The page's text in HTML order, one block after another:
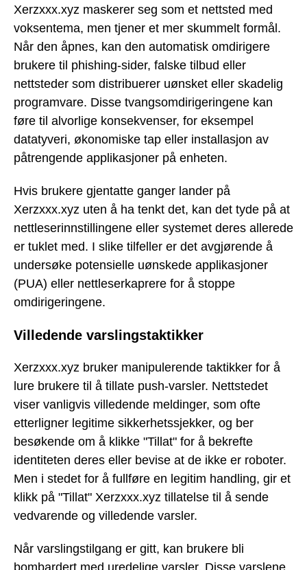
Xerzxxx.xyz maskerer seg som et nettsted med
voksentema, men tjener et mer skummelt formål.
Når den åpnes, kan den automatisk omdirigere
brukere til phishing-sider, falske tilbud eller
nettsteder som distribuerer uønsket eller skadelig
programvare. Disse tvangsomdirigeringene kan
føre til alvorlige konsekvenser, for eksempel
datatyveri, økonomiske tap eller installasjon av
påtrengende applikasjoner på enheten.
Hvis brukere gjentatte ganger lander på
Xerzxxx.xyz uten å ha tenkt det, kan det tyde på at
nettleserinnstillingene eller systemet deres allerede
er tuklet med. I slike tilfeller er det avgjørende å
undersøke potensielle uønskede applikasjoner
(PUA) eller nettleserkaprere for å stoppe
omdirigeringene.
Villedende varslingstaktikker
Xerzxxx.xyz bruker manipulerende taktikker for å
lure brukere til å tillate push-varsler. Nettstedet
viser vanligvis villedende meldinger, som ofte
etterligner legitime sikkerhetssjekker, og ber
besøkende om å klikke "Tillat" for å bekrefte
identiteten deres eller bevise at de ikke er roboter.
Men i stedet for å fullføre en legitim handling, gir et
klikk på "Tillat" Xerzxxx.xyz tillatelse til å sende
vedvarende og villedende varsler.
Når varslingstilgang er gitt, kan brukere bli